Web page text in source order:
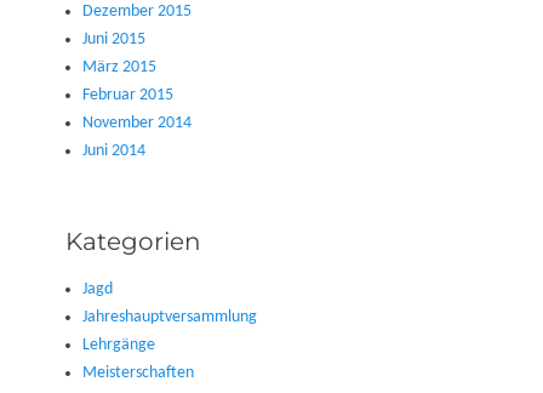
Dezember 2015
Juni 2015
März 2015
Februar 2015
November 2014
Juni 2014
Kategorien
Jagd
Jahreshauptversammlung
Lehrgänge
Meisterschaften